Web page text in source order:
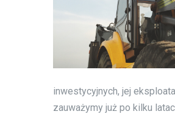
inwestycyjnych, jej
zauważymy już po kilku